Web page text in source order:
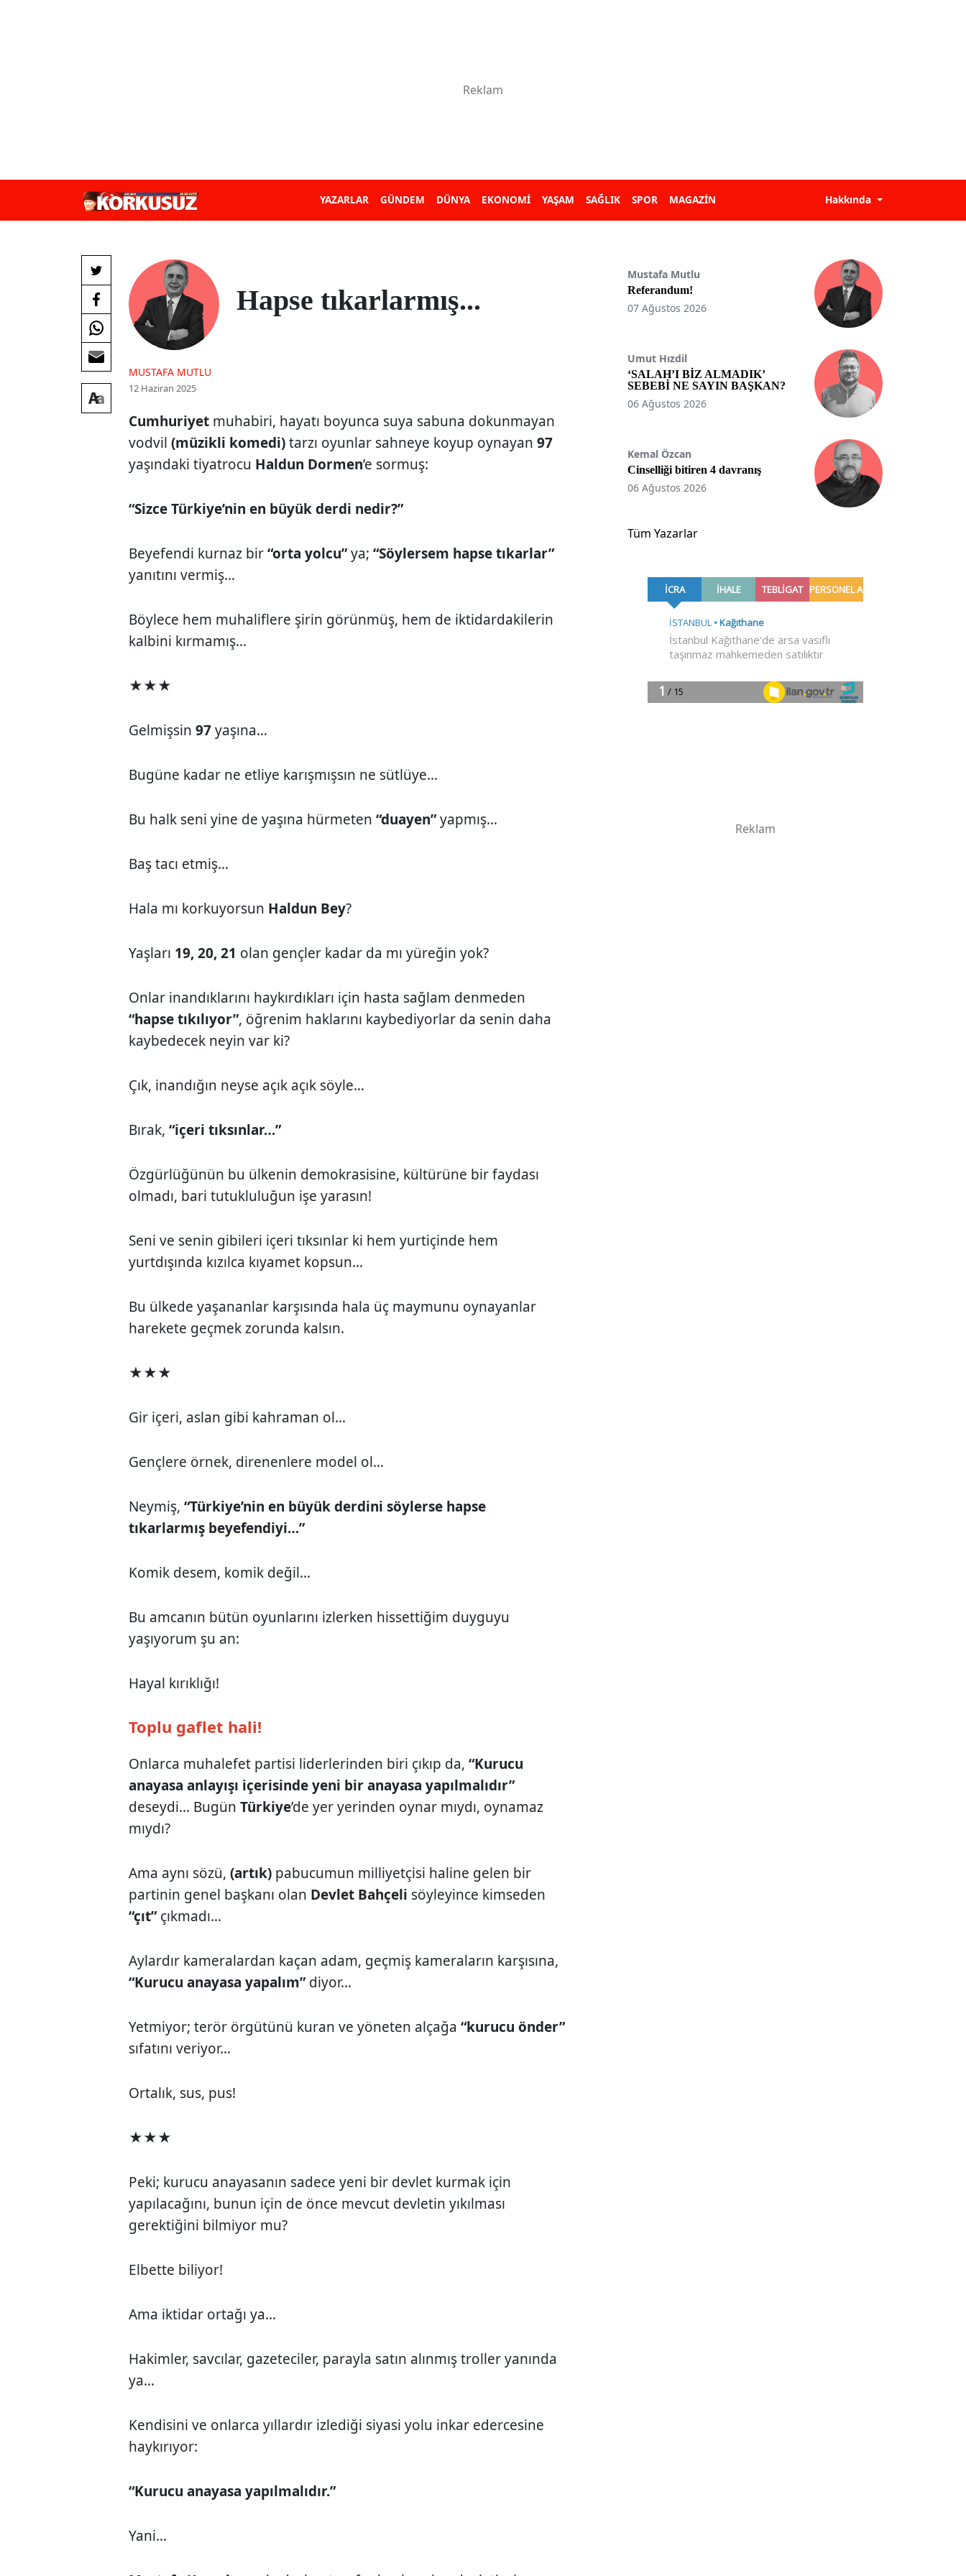
YAZARLAR GÜNDEM DÜNYA EKONOMİ YAŞAM SAĞLIK SPOR MAGAZİN Hakkında
Hapse tıkarlarmış...
MUSTAFA MUTLU
12 Haziran 2025
Cumhuriyet muhabiri, hayatı boyunca suya sabuna dokunmayan
vodvil (müzikli komedi)tarzı oyunlar sahneye koyup oynayan97
yaşındaki tiyatrocu Haldun Dormen’e sormuş:
“Sizce Türkiye’nin en büyük derdi nedir?”
Beyefendi kurnaz bir“orta yolcu”ya;“Söylersem hapse tıkarlar”
yanıtını vermiş…
Böylece hem muhaliflere şirin görünmüş, hem de iktidardakilerin
kalbini kırmamış…
★★★
Gelmişsin97yaşına…
Bugüne kadar ne etliye karışmışsın ne sütlüye…
Bu halk seni yine de yaşına hürmeten “duayen”yapmış…
Baş tacı etmiş…
Hala mı korkuyorsun Haldun Bey?
Yaşları 19, 20, 21 olan gençler kadar da mı yüreğin yok?
Onlar inandıklarını haykırdıkları için hasta sağlam denmeden
“hapse tıkılıyor”, öğrenim haklarını kaybediyorlar da senin daha
kaybedecek neyin var ki?
Çık, inandığın neyse açık açık söyle…
Bırak,“içeri tıksınlar…”
Özgürlüğünün bu ülkenin demokrasisine, kültürüne bir faydası
olmadı, bari tutukluluğun işe yarasın!
Seni ve senin gibileri içeri tıksınlar ki hem yurtiçinde hem
yurtdışında kızılca kıyamet kopsun…
Bu ülkede yaşananlar karşısında hala üç maymunu oynayanlar
harekete geçmek zorunda kalsın.
★★★
Gir içeri, aslan gibi kahraman ol…
Gençlere örnek, direnenlere model ol…
Neymiş,“Türkiye’nin en büyük derdini söylerse hapse
tıkarlarmış beyefendiyi…”
Komik desem, komik değil…
Bu amcanın bütün oyunlarını izlerken hissettiğim duyguyu
yaşıyorum şu an:
Hayal kırıklığı!
Toplu gaflet hali!
Onlarca muhalefet partisi liderlerinden biri çıkıp da,“Kurucu
anayasa anlayışı içerisinde yeni bir anayasa yapılmalıdır”
deseydi… BugünTürkiye’de yer yerinden oynar mıydı, oynamaz
mıydı?
Ama aynı sözü, (artık) pabucumun milliyetçisi haline gelen bir
partinin genel başkanı olan Devlet Bahçeli söyleyince kimseden
“çıt”çıkmadı…
Aylardır kameralardan kaçan adam, geçmiş kameraların karşısına,
“Kurucu anayasa yapalım”diyor…
Yetmiyor; terör örgütünü kuran ve yöneten alçağa“kurucu önder”
sıfatını veriyor…
Ortalık, sus, pus!
★★★
Peki; kurucu anayasanın sadece yeni bir devlet kurmak için
yapılacağını, bunun için de önce mevcut devletin yıkılması
gerektiğini bilmiyor mu?
Elbette biliyor!
Ama iktidar ortağı ya…
Hakimler, savcılar, gazeteciler, parayla satın alınmış troller yanında
ya…
Kendisini ve onlarca yıllardır izlediği siyasi yolu inkar edercesine
haykırıyor:
“Kurucu anayasa yapılmalıdır.”
Yani…
Mustafa Mutlu
Referandum!
07 Ağustos 2026
Umut Hızdil
‘SALAH’I BİZ ALMADIK’
SEBEBİ NE SAYIN BAŞKAN?
06 Ağustos 2026
Kemal Özcan
Cinselliği bitiren 4 davranış
06 Ağustos 2026
Tüm Yazarlar